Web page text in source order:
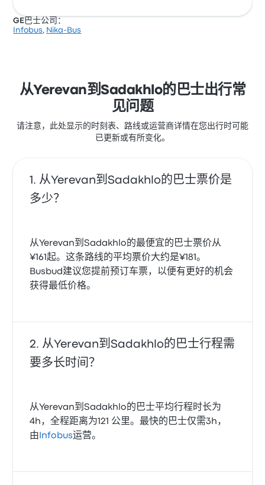
GE巴士公司：
Infobus, Nika-Bus
从Yerevan到Sadakhlo的巴士出行常
见问题
请注意，此处显示的时刻表、路线或运营商详情在您出行时可能
已更新或有所变化。
从Yerevan到Sadakhlo的巴士票价是
多少？
从Yerevan到Sadakhlo的最便宜的巴士票价从
¥161起。这条路线的平均票价大约是¥181。
Busbud建议您提前预订车票，以便有更好的机会
获得最低价格。
从Yerevan到Sadakhlo的巴士行程需
要多长时间？
从Yerevan到Sadakhlo的巴士平均行程时长为
4h，全程距离为121 公里。最快的巴士仅需3h，
由 Infobus运营。